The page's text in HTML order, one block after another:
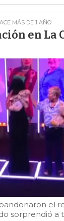
MÁS DE 1 AÑO
en La
el
sorprendió a